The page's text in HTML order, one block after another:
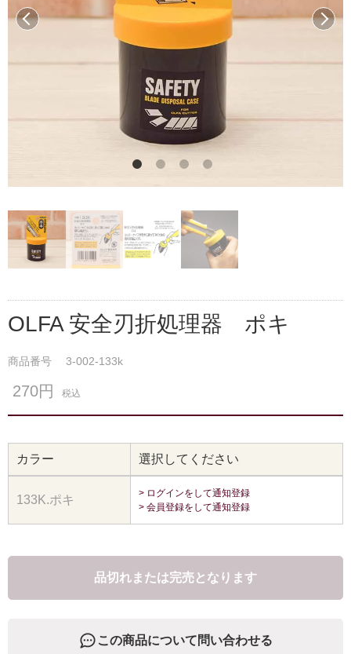
前へ 次へ
OLFA 安全刃折処理器 ポキ
商品番号 3-002-133k
270円 税込
カラー 選択してください
133K.ポキ
> ログインをして通知登録
> 会員登録をして通知登録
品切れまたは完売となります
この商品について問い合わせる